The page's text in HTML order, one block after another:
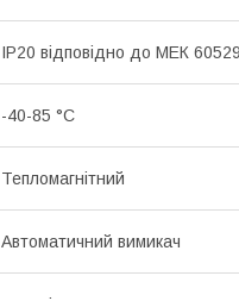
IP20 відповідно до МЕК 60529
-40-85 °C
Тепломагнітний
Автоматичний вимикач